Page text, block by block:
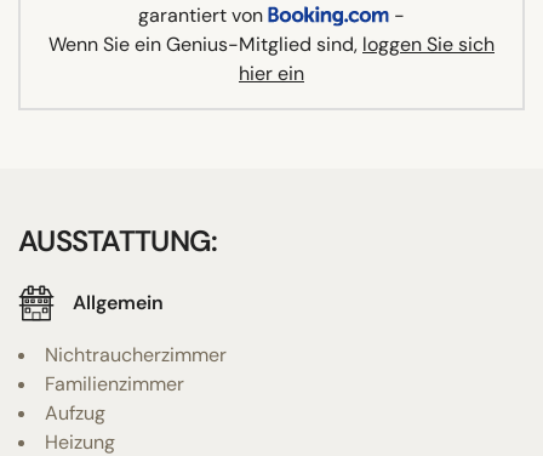
garantiert von
-
Wenn Sie ein Genius-Mitglied sind, loggen Sie sich
hier ein
AUSSTATTUNG:
Allgemein
Nichtraucherzimmer
Familienzimmer
Aufzug
Heizung